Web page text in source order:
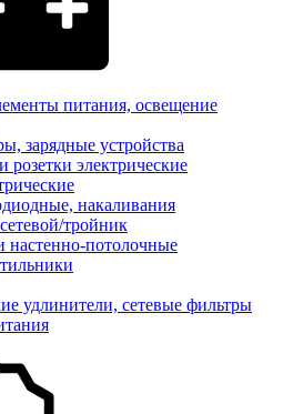
питания, освещение
зарядные устройства
розетки электрические
накаливания
тройник
настенно-потолочные
удлинители, сетевые фильтры